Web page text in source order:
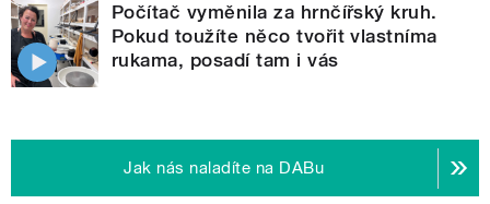
Počítač vyměnila za hrnčířský kruh.
Pokud toužíte něco tvořit vlastníma
rukama, posadí tam i vás
Jak nás naladíte na DABu